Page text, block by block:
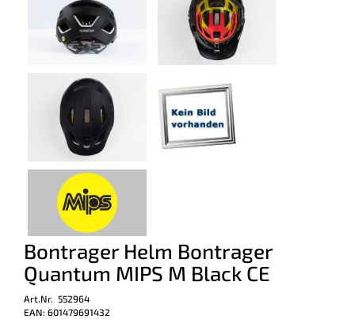
Bontrager Helm Bontrager
Quantum MIPS M Black CE
Art.Nr. 552964
EAN: 601479691432